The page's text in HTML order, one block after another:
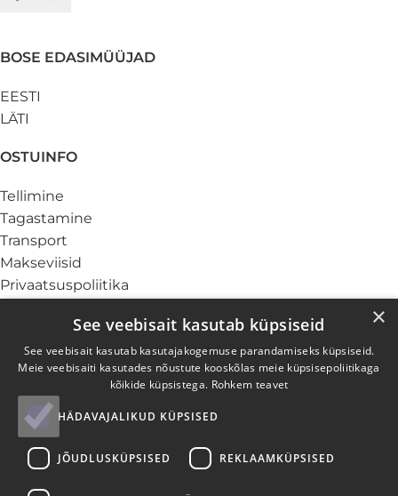
BOSE EDASIMÜÜJAD
EESTI
LÄTI
OSTUINFO
Tellimine
Tagastamine
Transport
Makseviisid
Privaatsuspoliitika
TEENUSED
Garantii ja hooldus
Elektroonikajäätmed
Paigaldus
Järelmaks
×
See veebisait kasutab küpsiseid
See veebisait kasutab kasutajakogemuse parandamiseks küpsiseid.
Meie veebisaiti kasutades nõustute kooskõlas meie küpsisepoliitikaga
kõikide küpsistega. Rohkem teavet
HÄDAVAJALIKUD KÜPSISED
JÕUDLUSKÜPSISED REKLAAMKÜPSISED